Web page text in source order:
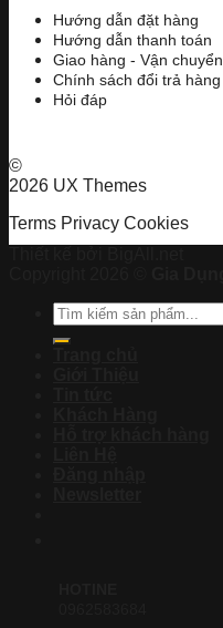
Hướng dẫn đặt hàng
Hướng dẫn thanh toán
Giao hàng - Vận chuyển
Chính sách đổi trả hàng
Hỏi đáp
©
2026 UX Themes
Terms Privacy Cookies
Tìm
kiếm: